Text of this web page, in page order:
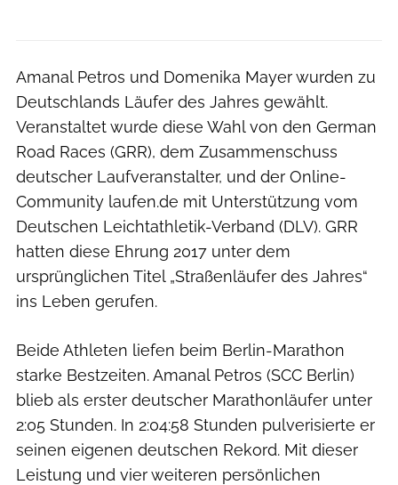
Amanal Petros und Domenika Mayer wurden zu
Deutschlands Läufer des Jahres gewählt.
Veranstaltet wurde diese Wahl von den German
Road Races (GRR), dem Zusammenschuss
deutscher Laufveranstalter, und der Online-
Community laufen.de mit Unterstützung vom
Deutschen Leichtathletik-Verband (DLV). GRR
hatten diese Ehrung 2017 unter dem
ursprünglichen Titel „Straßenläufer des Jahres“
ins Leben gerufen.
Beide Athleten liefen beim Berlin-Marathon
starke Bestzeiten. Amanal Petros (SCC Berlin)
blieb als erster deutscher Marathonläufer unter
2:05 Stunden. In 2:04:58 Stunden pulverisierte er
seinen eigenen deutschen Rekord. Mit dieser
Leistung und vier weiteren persönlichen